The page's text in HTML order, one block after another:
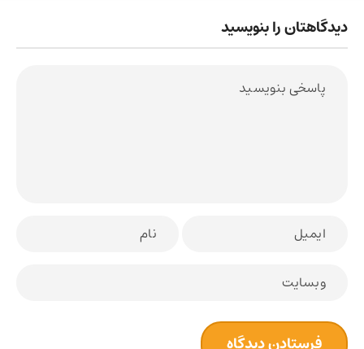
دیدگاهتان را بنویسید